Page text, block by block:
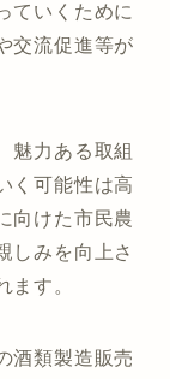
ていくために
交流促進等が
魅力ある取組
く可能性は高
向けた市民農
しみを向上さ
ます。
酒類製造販売